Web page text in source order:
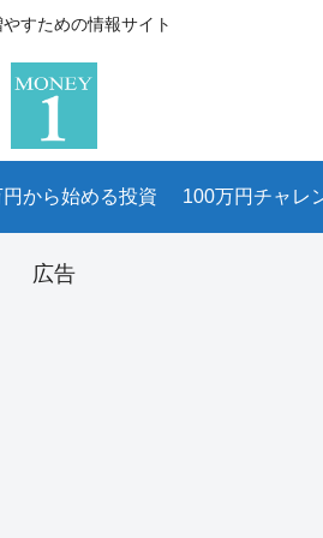
すための情報サイト
から始める投資 100万円チャレ
広告